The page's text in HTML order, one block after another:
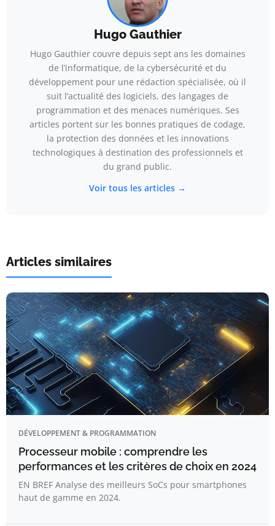
Hugo Gauthier
Hugo Gauthier couvre depuis sept ans les domaines
de l’informatique, de la cybersécurité et du
développement pour une rédaction spécialisée, où il
suit l’actualité des logiciels, des langages de
programmation et des menaces numériques. Ses
articles portent sur les bonnes pratiques de codage,
la protection des données et les innovations
technologiques à destination des professionnels et
du grand public.
Voir tous les articles →
Articles similaires
DÉVELOPPEMENT & PROGRAMMATION
Processeur mobile : comprendre les
performances et les critères de choix en 2024
EN BREF Analyse des meilleurs SoCs pour smartphones
haut de gamme en 2024.